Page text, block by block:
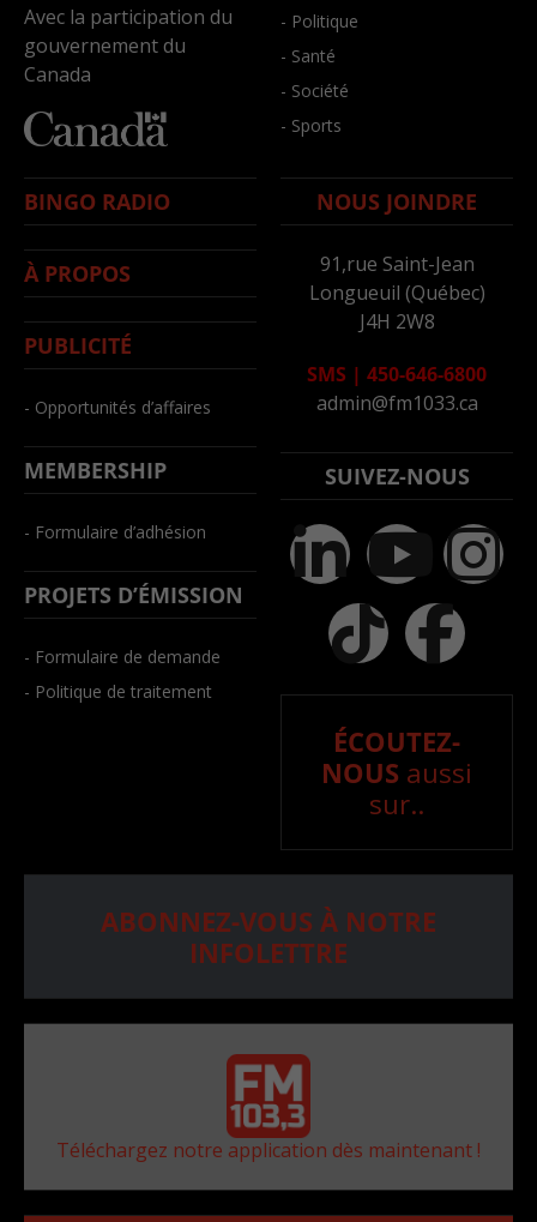
Avec la participation du
gouvernement du
Canada
- Politique
- Santé
- Société
- Sports
BINGO RADIO
À PROPOS
PUBLICITÉ
- Opportunités d’affaires
MEMBERSHIP
- Formulaire d’adhésion
PROJETS D’ÉMISSION
- Formulaire de demande
- Politique de traitement
NOUS JOINDRE
91,rue Saint-Jean
Longueuil (Québec)
J4H 2W8
SMS | 450-646-6800
admin@fm1033.ca
SUIVEZ-NOUS
ÉCOUTEZ-
NOUS aussi
sur..
ABONNEZ-VOUS À NOTRE
INFOLETTRE
Téléchargez notre application dès maintenant !